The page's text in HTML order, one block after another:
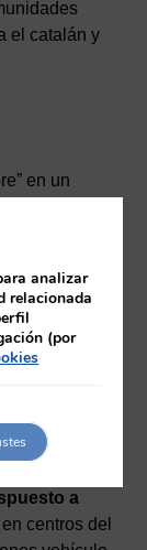
el catalán y
en un
para que
de jornada
aquellos
si tú eres un
que no te
Además,
a
centros del
analizar
relacionada
(por